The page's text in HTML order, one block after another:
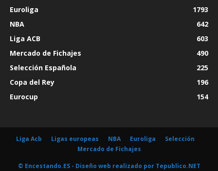
Euroliga
1793
NBA
642
Liga ACB
603
Mercado de Fichajes
490
Selección Española
225
Copa del Rey
196
Eurocup
154
Liga Acb Ligas europeas NBA Euroliga
Selección
Mercado de Fichajes
© Encestando.ES - Diseño web realizado por Tepublico.NET